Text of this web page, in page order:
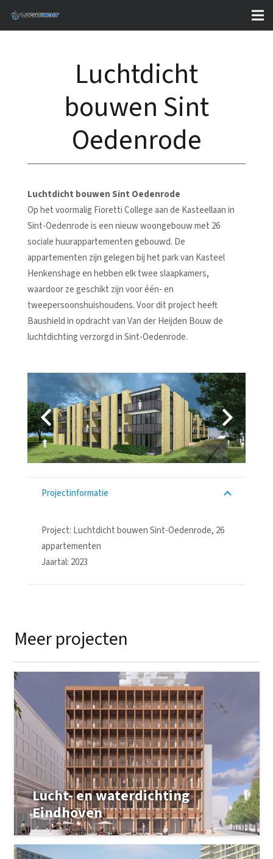
Luchtdicht
bouwen Sint
Oedenrode
Luchtdicht bouwen Sint Oedenrode
Op het voormalig Fioretti College aan de Kasteellaan in
Sint-Oedenrode is een nieuw woongebouw met 26
sociale huurappartementen gebouwd. De
appartementen zijn gelegen bij het park van Kasteel
Henkenshage en hebben elk twee slaapkamers,
waardoor ze geschikt zijn voor één- en
tweepersoonshuishoudens. Voor dit project heeft
Baushield in opdracht van Van der Heijden Bouw de
luchtdichting verzorgd in Sint-Oedenrode.
Projectinformatie
Project: Luchtdicht bouwen Sint-Oedenrode, 26
appartementen
Jaartal: 2023
Meer projecten
Lucht- en waterdichting
Eindhoven